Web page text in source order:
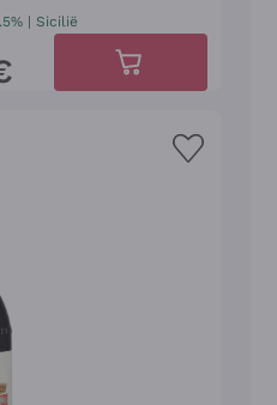
Sicilië